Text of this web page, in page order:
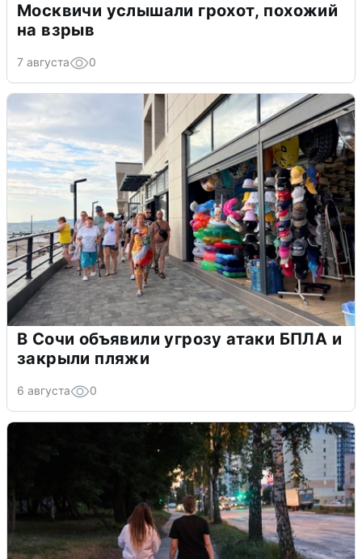
Москвичи услышали грохот, похожий
на взрыв
7 августа 0
В Сочи объявили угрозу атаки БПЛА и
закрыли пляжи
6 августа 0